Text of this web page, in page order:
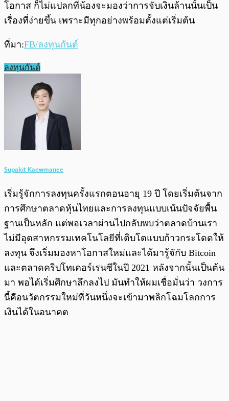
โอกาส ก็ไม่แปลกที่น้องจะมองว่าการจับเงินล้านนั้นเป็น
เรื่องที่ง่ายขึ้น เพราะมีทุกอย่างพร้อมตั้งแต่เริ่มต้น
ที่มา:FB/ลงทุนกันต์
ลงทุนกันต์
Supakit Kaewmanee
เริ่มรู้จักการลงทุนครั้งแรกตอนอายุ 19 ปี โดยเริ่มต้นจาก
การศึกษาตลาดหุ้นไทยและการลงทุนแบบเน้นปัจจัยพื้น
ฐานเป็นหลัก แต่พอเวลาผ่านไปกลับพบว่าตลาดบ้านเรา
ไม่มีอุตสาหกรรมเทคโนโลยีที่เติบโตแบบก้าวกระโดดให้
ลงทุน จึงเริ่มมองหาโอกาสใหม่และได้มารู้จักับ Bitcoin
และตลาดคริปโทเคอร์เรนซีในปี 2021 หลังจากนั้นเป็นต้น
มา พอได้เริ่มศึกษาลึกลงไป มันทำให้ผมเชื่อมั่นว่า วงการ
นี้คือนวัตกรรมใหม่ที่วันหนึ่งจะเข้ามาพลิกโฉมโลกการ
เงินได้ในอนาคต